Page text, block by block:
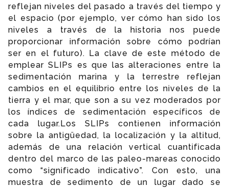
reflejan niveles del pasado a través del tiempo y
el espacio (por ejemplo, ver cómo han sido los
niveles a través de la historia nos puede
proporcionar información sobre cómo podrían
ser en el futuro). La clave de este método de
emplear SLIPs es que las alteraciones entre la
sedimentación marina y la terrestre reflejan
cambios en el equilibrio entre los niveles de la
tierra y el mar, que son a su vez moderados por
los índices de sedimentación específicos de
cada lugar.Los SLIPs contienen información
sobre la antigüedad, la localización y la altitud,
además de una relación vertical cuantificada
dentro del marco de las paleo-mareas conocido
como “significado indicativo”. Con esto, una
muestra de sedimento de un lugar dado se